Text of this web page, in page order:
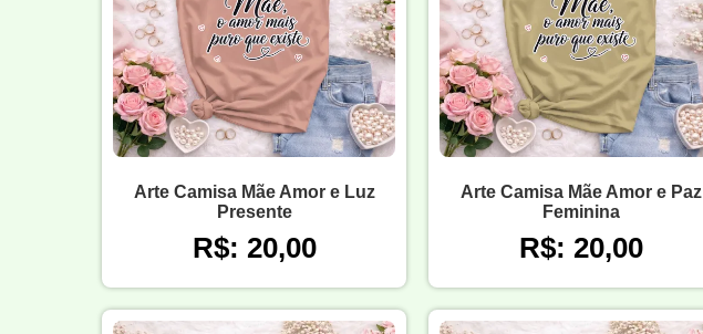
Arte Camisa Mãe Amor e Luz
Presente
R$: 20,00
Arte Camisa Mãe Amor e Paz
Feminina
R$: 20,00